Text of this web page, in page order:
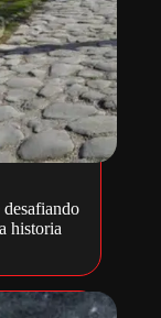
historia